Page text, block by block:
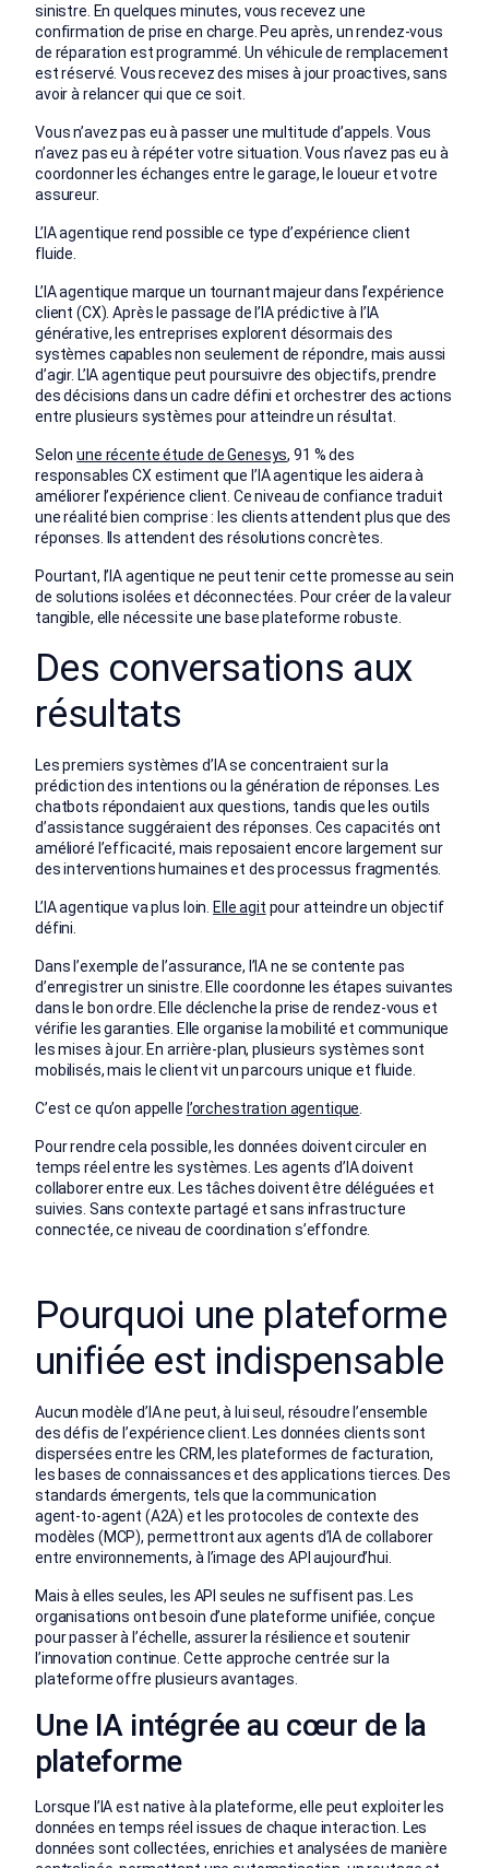
sinistre. En quelques minutes, vous recevez une
confirmation de prise en charge. Peu après, un rendez-vous
de réparation est programmé. Un véhicule de remplacement
est réservé. Vous recevez des mises à jour proactives, sans
avoir à relancer qui que ce soit.
Vous n’avez pas eu à passer une multitude d’appels. Vous
n’avez pas eu à répéter votre situation. Vous n’avez pas eu à
coordonner les échanges entre le garage, le loueur et votre
assureur.
L’IA agentique rend possible ce type d’expérience client
fluide.
L’IA agentique marque un tournant majeur dans l’expérience
client (CX). Après le passage de l’IA prédictive à l’IA
générative, les entreprises explorent désormais des
systèmes capables non seulement de répondre, mais aussi
d’agir. L’IA agentique peut poursuivre des objectifs, prendre
des décisions dans un cadre défini et orchestrer des actions
entre plusieurs systèmes pour atteindre un résultat.
Selonune récente étude de Genesys, 91 % des
responsables CX estiment que l’IA agentique les aidera à
améliorer l’expérience client. Ce niveau de confiance traduit
une réalité bien comprise : les clients attendent plus que des
réponses. Ils attendent des résolutions concrètes.
Pourtant, l’IA agentique ne peut tenir cette promesse au sein
de solutions isolées et déconnectées. Pour créer de la valeur
tangible, elle nécessite une base plateforme robuste.
Des conversations aux
résultats
Les premiers systèmes d’IA se concentraient sur la
prédiction des intentions ou la génération de réponses. Les
chatbots répondaient aux questions, tandis que les outils
d’assistance suggéraient des réponses. Ces capacités ont
amélioré l’efficacité, mais reposaient encore largement sur
des interventions humaines et des processus fragmentés.
L’IA agentique va plus loin. Elle agit pour atteindre un objectif
défini.
Dans l’exemple de l’assurance, l’IA ne se contente pas
d’enregistrer un sinistre. Elle coordonne les étapes suivantes
dans le bon ordre. Elle déclenche la prise de rendez-vous et
vérifie les garanties. Elle organise la mobilité et communique
les mises à jour. En arrière-plan, plusieurs systèmes sont
mobilisés, mais le client vit un parcours unique et fluide.
C’est ce qu’on appelle l’orchestration agentique
Pour rendre cela possible, les données doivent circuler en
temps réel entre les systèmes. Les agents d’IA doivent
collaborer entre eux. Les tâches doivent être déléguées et
suivies. Sans contexte partagé et sans infrastructure
connectée, ce niveau de coordination s’effondre.
Pourquoi une plateforme
unifiée est indispensable
Aucun modèle d’IA ne peut, à lui seul, résoudre l’ensemble
des défis de l’expérience client. Les données clients sont
dispersées entre les CRM, les plateformes de facturation,
les bases de connaissances et des applications tierces. Des
standards émergents, tels que la communication
agent‑to‑agent (A2A) et les protocoles de contexte des
modèles (MCP), permettront aux agents d’IA de collaborer
entre environnements, à l’image des API aujourd’hui.
Mais à elles seules, les API seules ne suffisent pas. Les
organisations ont besoin d’une plateforme unifiée, conçue
pour passer à l’échelle, assurer la résilience et soutenir
l’innovation continue. Cette approche centrée sur la
plateforme offre plusieurs avantages.
Une IA intégrée au cœur de la
plateforme
Lorsque l’IA est native à la plateforme, elle peut exploiter les
données en temps réel issues de chaque interaction. Les
données sont collectées, enrichies et analysées de manière